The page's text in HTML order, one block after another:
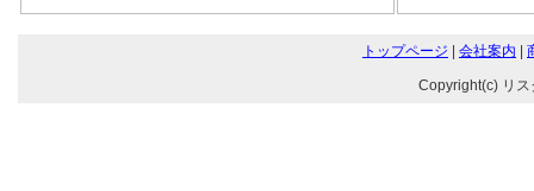
トップページ | 会社案内 |
Copyright(c) リ